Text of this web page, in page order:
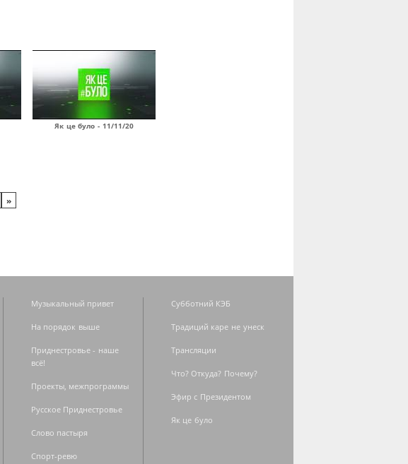
Як це було - 11/11/20
»
Музыкальный привет
На порядок выше
Приднестровье - наше
всё!
Проекты, межпрограммы
Русское Приднестровье
Слово пастыря
Спорт-ревю
Субботний КЭБ
Традиций каре не унеск
Трансляции
Что? Откуда? Почему?
Эфир с Президентом
Як це було